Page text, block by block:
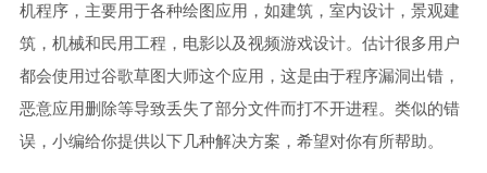
机程序，主要用于各种绘图应用，如建筑，室内设计，景观建
筑，机械和民用工程，电影以及视频游戏设计。估计很多用户
都会使用过谷歌草图大师这个应用，这是由于程序漏洞出错，
恶意应用删除等导致丢失了部分文件而打不开进程。类似的错
误，小编给你提供以下几种解决方案，希望对你有所帮助。